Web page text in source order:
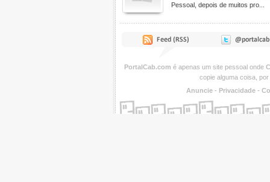
Pessoal, depois de muitos pro...
PortalCab.com é apenas um site pessoal onde
copie alguma coisa,
Anuncie - Privacidade -